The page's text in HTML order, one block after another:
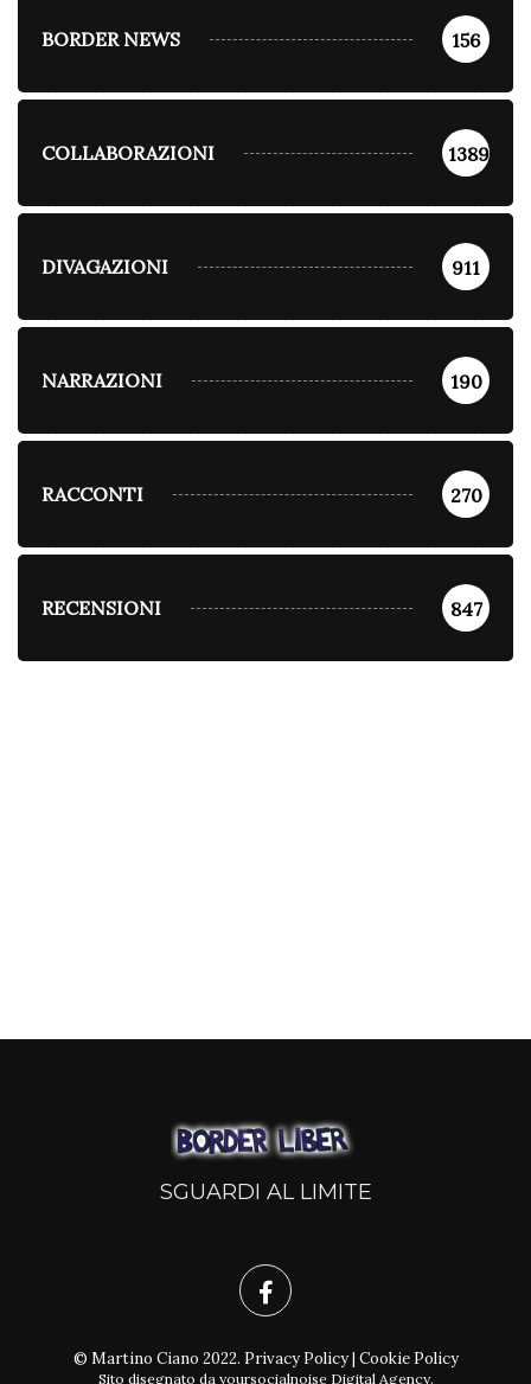
BORDER NEWS 156
COLLABORAZIONI 1389
DIVAGAZIONI 911
NARRAZIONI 190
RACCONTI 270
RECENSIONI 847
SGUARDI AL LIMITE
© Martino Ciano 2022. Privacy Policy| Cookie Policy
Sito disegnato da yoursocialnoise Digital Agency.